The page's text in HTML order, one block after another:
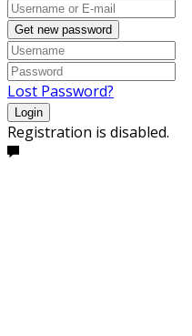
Get new password
Lost Password?
Login
Registration is disabled.